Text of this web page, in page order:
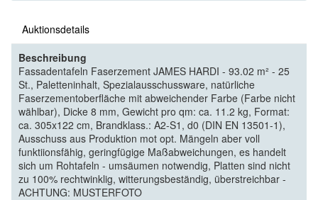
Auktionsdetails
Beschreibung
Fassadentafeln Faserzement JAMES HARDI - 93.02 m² - 25
St., Paletteninhalt, Spezialausschussware, natürliche
Faserzementoberfläche mit abweichender Farbe (Farbe nicht
wählbar), Dicke 8 mm, Gewicht pro qm: ca. 11.2 kg, Format:
ca. 305x122 cm, Brandklass.: A2-S1, d0 (DIN EN 13501-1),
Ausschuss aus Produktion mot opt. Mängeln aber voll
funktiionsfähig, geringfügige Maßabweichungen, es handelt
sich um Rohtafeln - umsäumen notwendig, Platten sind nicht
zu 100% rechtwinklig, witterungsbeständig, überstreichbar -
ACHTUNG: MUSTERFOTO